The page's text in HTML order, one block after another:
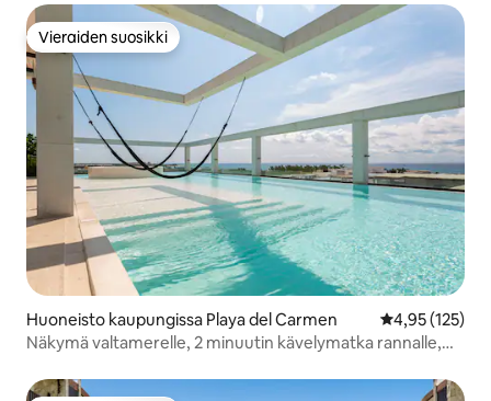
Vieraiden suosikki
Vieraiden suosikki
Huoneisto kaupungissa Playa del Carmen
4,95 (125)
Näkymä valtamerelle, 2 minuutin kävelymatka rannalle,